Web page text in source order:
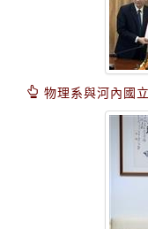
物理系與河內國